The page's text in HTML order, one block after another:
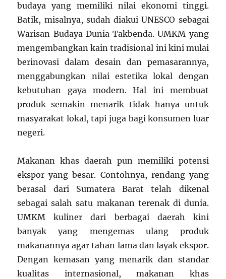
budaya yang memiliki nilai ekonomi tinggi.
Batik, misalnya, sudah diakui UNESCO sebagai
Warisan Budaya Dunia Takbenda. UMKM yang
mengembangkan kain tradisional ini kini mulai
berinovasi dalam desain dan pemasarannya,
menggabungkan nilai estetika lokal dengan
kebutuhan gaya modern. Hal ini membuat
produk semakin menarik tidak hanya untuk
masyarakat lokal, tapi juga bagi konsumen luar
negeri.
Makanan khas daerah pun memiliki potensi
ekspor yang besar. Contohnya, rendang yang
berasal dari Sumatera Barat telah dikenal
sebagai salah satu makanan terenak di dunia.
UMKM kuliner dari berbagai daerah kini
banyak yang mengemas ulang produk
makanannya agar tahan lama dan layak ekspor.
Dengan kemasan yang menarik dan standar
kualitas internasional, makanan khas